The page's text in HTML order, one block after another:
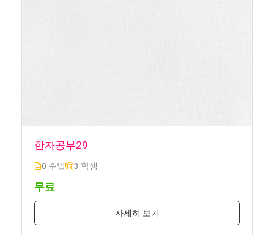
한자공부29
0 수업 3 학생
무료
자세히 보기